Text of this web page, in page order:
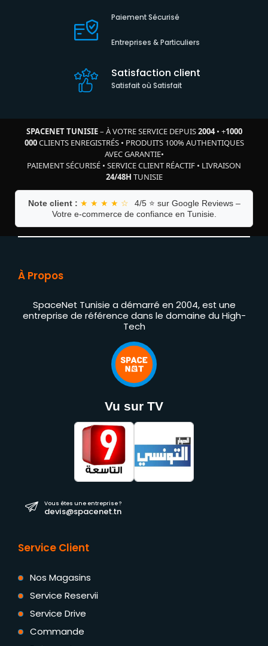
Paiement Sécurisé
Entreprises & Particuliers
Satisfaction client
Satisfait où Satisfait
SPACENET TUNISIE– À VOTRE SERVICE DEPUIS2004• +1000
000CLIENTS ENREGISTRÉS• PRODUITS 100% AUTHENTIQUES
AVEC GARANTIE•
PAIEMENT SÉCURISÉ • SERVICE CLIENT RÉACTIF • LIVRAISON
24/48H TUNISIE
Note client : ★ ★ ★ ★ ☆
4/5 ⭐ sur Google Reviews –
Votre e-commerce de confiance en Tunisie.
À Propos
SpaceNet Tunisie a démarré en 2004, est une
entreprise de référence dans le domaine du High-
Tech
Vu sur TV
Vous êtes une entreprise ?
devis@spacenet.tn
Service Client
Nos Magasins
Service Reservii
Service Drive
Commande